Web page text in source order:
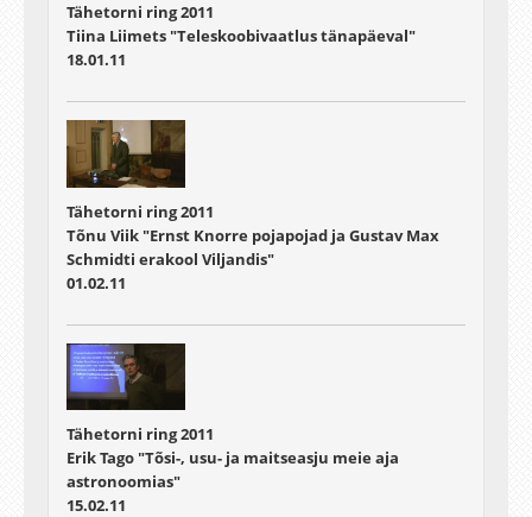
Tähetorni ring 2011
Tiina Liimets "Teleskoobivaatlus tänapäeval"
18.01.11
Tähetorni ring 2011
Tõnu Viik "Ernst Knorre pojapojad ja Gustav Max
Schmidti erakool Viljandis"
01.02.11
Tähetorni ring 2011
Erik Tago "Tõsi-, usu- ja maitseasju meie aja
astronoomias"
15.02.11